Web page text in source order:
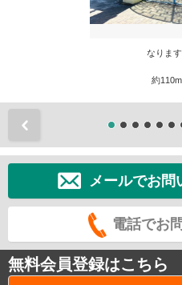
なりま
約
メールでお問
電話でお
無料会員登録はこちら